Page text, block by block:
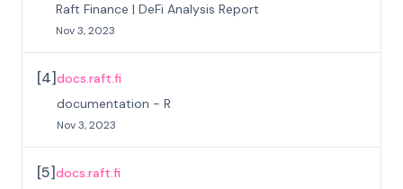
Raft Finance | DeFi Analysis Report
Nov 3, 2023
[4]docs.raft.fi
documentation - R
Nov 3, 2023
[5]docs.raft.fi